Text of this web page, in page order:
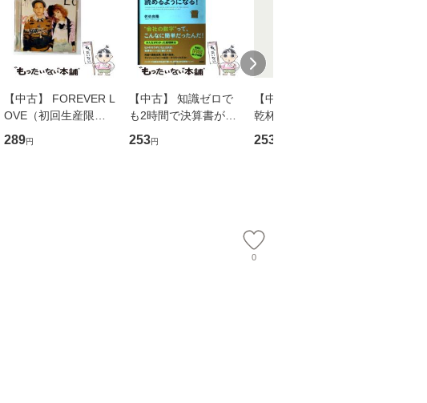
【中古】 FOREVER L
OVE（初回生産限定
盤） / 清水翔太×加藤
ミリヤ / [CD]【メール
289円
【中古】 知識ゼロで
も2時間で決算書が読
めるようになる！ 会
計超入門！ / 佐伯 良
253円
【中古】 ウインクで
乾杯 (ノン・ポシェッ
ト) / 東野圭吾 / 祥伝
253
0